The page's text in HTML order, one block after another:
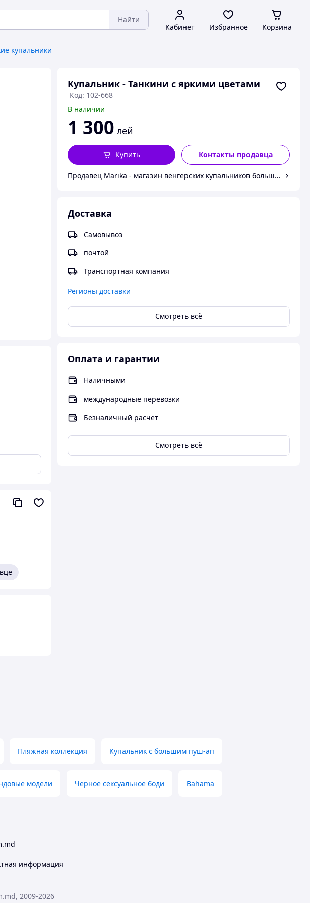
Найти
Кабинет Избранное Корзина
купальники
Купальник - Танкини с яркими цветами
Код: 102-668
В наличии
1 300 лей
Контакты продавца
Купить
Продавец Marika - магазин венгерских купальников больших
Доставка
Самовывоз
почтой
Транспортная компания
Регионы доставки
Смотреть всё
Оплата и гарантии
Наличными
международные перевозки
Безналичный расчет
Смотреть всё
Пляжная коллекция Купальник с большим пуш-ап
модели Черное сексуальное боди Bahama
информация
2009-2026